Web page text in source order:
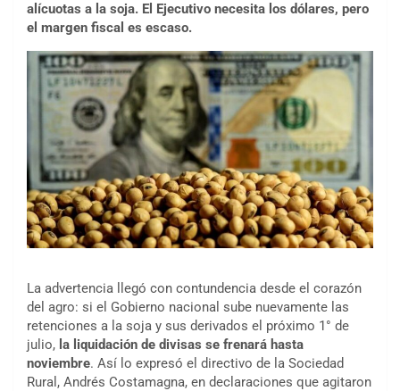
alícuotas a la soja. El Ejecutivo necesita los dólares, pero
el margen fiscal es escaso.
La advertencia llegó con contundencia desde el corazón
del agro: si el Gobierno nacional sube nuevamente las
retenciones a la soja y sus derivados el próximo 1° de
julio, la liquidación de divisas se frenará hasta
noviembre. Así lo expresó el directivo de la Sociedad
Rural, Andrés Costamagna, en declaraciones que agitaron